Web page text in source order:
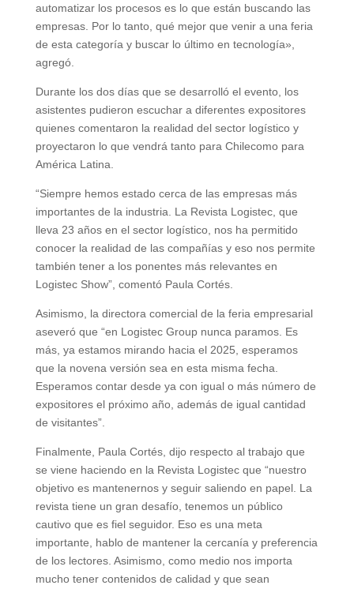
automatizar los procesos es lo que están buscando las
empresas. Por lo tanto, qué mejor que venir a una feria
de esta categoría y buscar lo último en tecnología»,
agregó.
Durante los dos días que se desarrolló el evento, los
asistentes pudieron escuchar a diferentes expositores
quienes comentaron la realidad del sector logístico y
proyectaron lo que vendrá tanto para Chilecomo para
América Latina.
“Siempre hemos estado cerca de las empresas más
importantes de la industria. La Revista Logistec, que
lleva 23 años en el sector logístico, nos ha permitido
conocer la realidad de las compañías y eso nos permite
también tener a los ponentes más relevantes en
Logistec Show”, comentó Paula Cortés.
Asimismo, la directora comercial de la feria empresarial
aseveró que “en Logistec Group nunca paramos. Es
más, ya estamos mirando hacia el 2025, esperamos
que la novena versión sea en esta misma fecha.
Esperamos contar desde ya con igual o más número de
expositores el próximo año, además de igual cantidad
de visitantes”.
Finalmente, Paula Cortés, dijo respecto al trabajo que
se viene haciendo en la Revista Logistec que “nuestro
objetivo es mantenernos y seguir saliendo en papel. La
revista tiene un gran desafío, tenemos un público
cautivo que es fiel seguidor. Eso es una meta
importante, hablo de mantener la cercanía y preferencia
de los lectores. Asimismo, como medio nos importa
mucho tener contenidos de calidad y que sean